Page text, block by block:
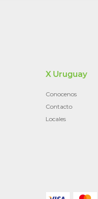
X Uruguay
Conocenos
Contacto
Locales